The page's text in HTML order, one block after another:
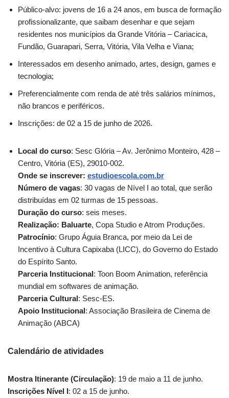
Público-alvo: jovens de 16 a 24 anos, em busca de formação
profissionalizante, que saibam desenhar e que sejam
residentes nos municípios da Grande Vitória – Cariacica,
Fundão, Guarapari, Serra, Vitória, Vila Velha e Viana;
Interessados em desenho animado, artes, design, games e
tecnologia;
Preferencialmente com renda de até três salários mínimos,
não brancos e periféricos.
Inscrições: de 02 a 15 de junho de 2026.
Local do curso: Sesc Glória – Av. Jerônimo Monteiro, 428 –
Centro, Vitória (ES), 29010-002.
Onde se inscrever: estudioescola.com.br
Número de vagas: 30 vagas de Nível I ao total, que serão
distribuídas em 02 turmas de 15 pessoas.
Duração do curso: seis meses.
Realização: Baluarte, Copa Studio e Atrom Produções.
Patrocínio: Grupo Águia Branca, por meio da Lei de
Incentivo à Cultura Capixaba (LICC), do Governo do Estado
do Espírito Santo.
Parceria Institucional: Toon Boom Animation, referência
mundial em softwares de animação.
Parceria Cultural: Sesc-ES.
Apoio Institucional: Associação Brasileira de Cinema de
Animação (ABCA)
Calendário de atividades
Mostra Itinerante (Circulação): 19 de maio a 11 de junho.
Inscrições Nível I: 02 a 15 de junho.